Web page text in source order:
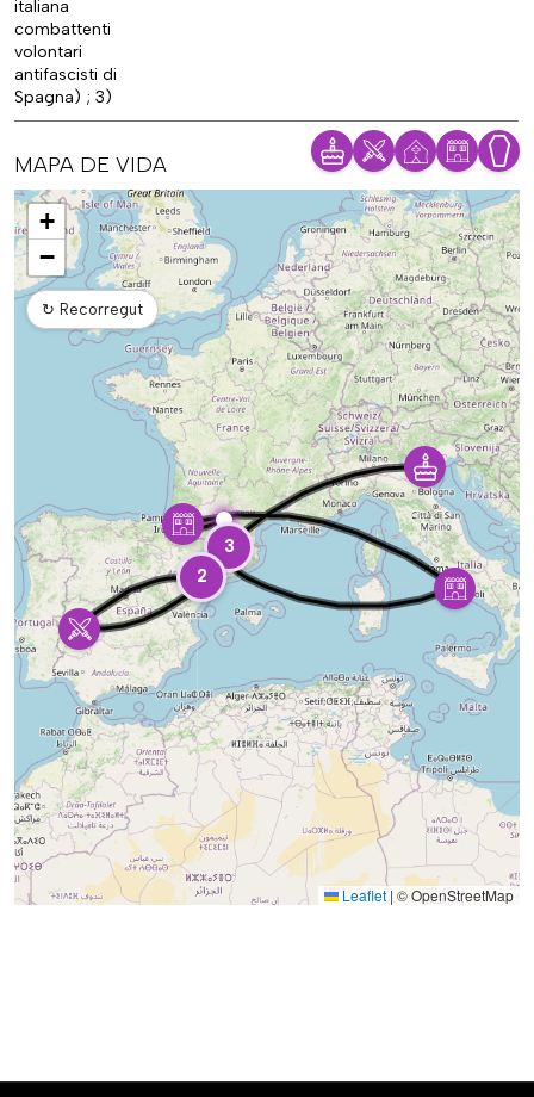
italiana
combattenti
volontari
antifascisti di
Spagna) ; 3)
MAPA DE VIDA
Mapa
2
3
+
−
↻ Recorregut
Leaflet | © OpenStreetMap